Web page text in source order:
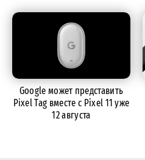
Google может представить
Pixel Tag вместе с Pixel 11 уже
12 августа